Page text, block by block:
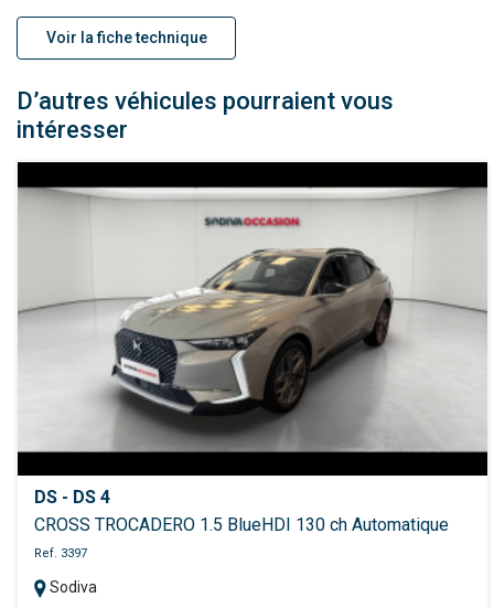
Voir la fiche technique
D’autres véhicules pourraient vous
intéresser
DS - DS 4
CROSS TROCADERO 1.5 BlueHDI 130 ch Automatique
Ref. 3397
Sodiva